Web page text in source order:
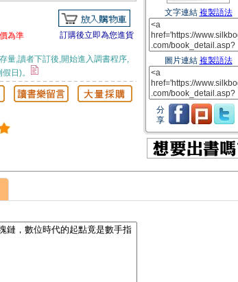
為準
訂購後立即為您進貨
量,讀者下訂後,開始進入調書程序,
日)。
文字連結 複製語法
圖片連結 複製語法
分
享